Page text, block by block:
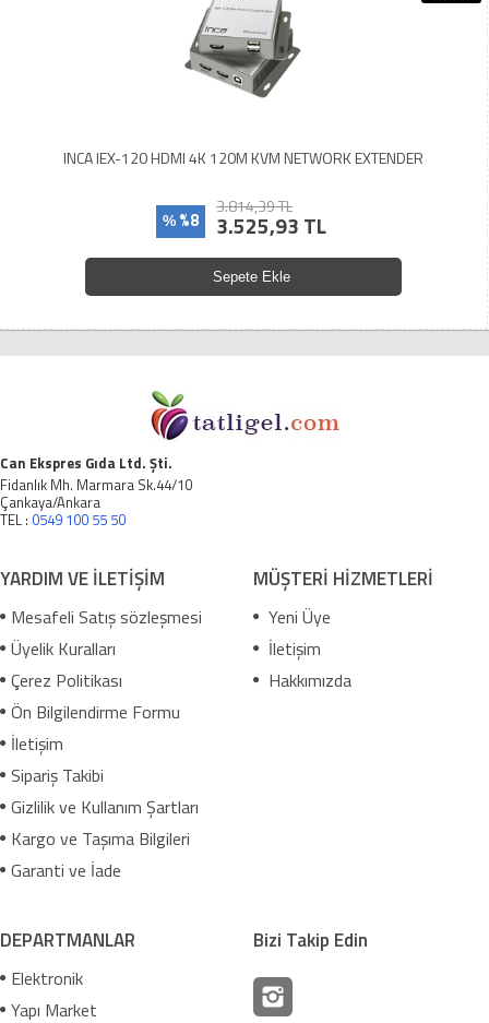
INCA IEX-120 HDMI 4K 120M KVM NETWORK EXTENDER
% %8
3.814,39 TL
3.525,93 TL
Sepete Ekle
Can Ekspres Gıda Ltd. Şti.
Fidanlık Mh. Marmara Sk.44/10
Çankaya/Ankara
TEL : 0549 100 55 50
YARDIM VE İLETİŞİM
Mesafeli Satış sözleşmesi
Üyelik Kuralları
Çerez Politikası
Ön Bilgilendirme Formu
İletişim
Sipariş Takibi
Gizlilik ve Kullanım Şartları
Kargo ve Taşıma Bilgileri
Garanti ve İade
MÜŞTERİ HİZMETLERİ
Yeni Üye
İletişim
Hakkımızda
DEPARTMANLAR
Elektronik
Yapı Market
Bizi Takip Edin